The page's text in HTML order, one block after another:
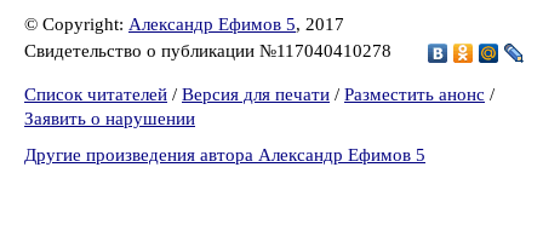
© Copyright: Александр Ефимов 5, 2017
Свидетельство о публикации №117040410278
Список читателей / Версия для печати / Разместить анонс /
Заявить о нарушении
Другие произведения автора Александр Ефимов 5